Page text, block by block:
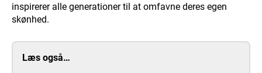
inspirerer alle generationer til at omfavne deres egen
skønhed.
Læs også…